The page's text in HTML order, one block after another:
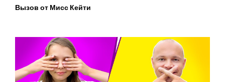
Вызов от Мисс Кейти